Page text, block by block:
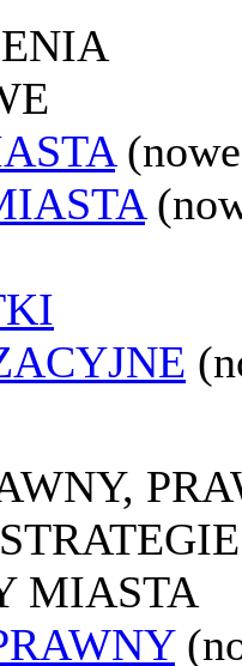
MIASTA